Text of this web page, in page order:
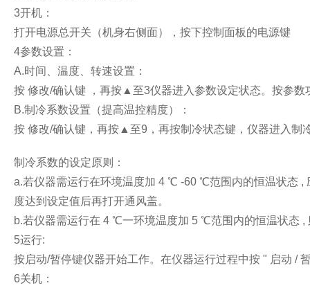
3开机：
打开电源总开关（机身右侧面），按下控制面板的电源键
4参数设置：
A.时间、温度、转速设置：
按 修改/确认键 ，再按 ▲ 至3仪器进入参数设定状态。按参数
B.制冷系数设置（提高温控精度）：
按 修改/确认键，再按 ▲ 至9 ，再按制冷状态键，仪器进入制
制冷系数的设定原则：
a.若仪器需运行在环境温度加 4 ℃ -60 ℃范围内的恒温状态 ,
度达到设定值后再打开通风盖。
b.若仪器需运行在 4 ℃一环境温度加 5 ℃范围内的恒温状态 ,
5运行:
按启动/暂停键仪器开始工作。在仪器运行过程中按 " 启动 /
6关机：